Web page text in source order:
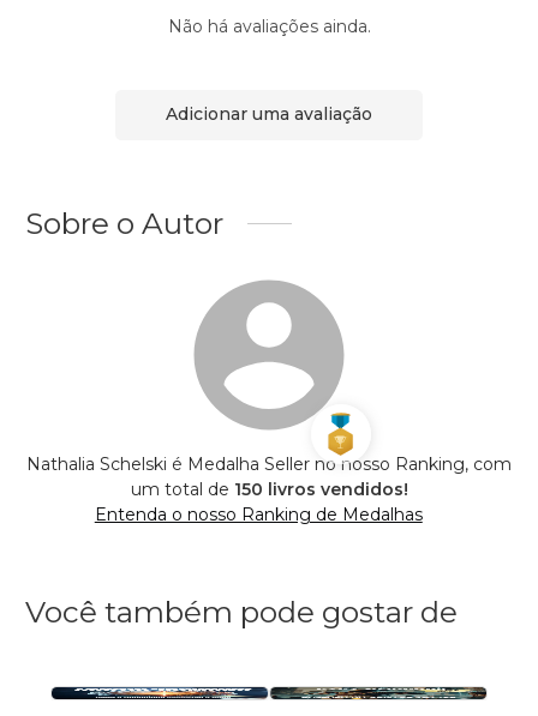
Não há avaliações ainda.
Adicionar uma avaliação
Sobre o Autor
Nathalia Schelski é Medalha Seller no nosso Ranking, com
um total de 150 livros vendidos!
Entenda o nosso Ranking de Medalhas
Você também pode gostar de